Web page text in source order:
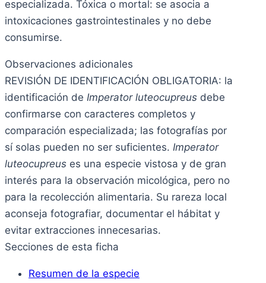
especializada. Tóxica o mortal: se asocia a
intoxicaciones gastrointestinales y no debe
consumirse.
Observaciones adicionales
REVISIÓN DE IDENTIFICACIÓN OBLIGATORIA: la
identificación de Imperator luteocupreus debe
confirmarse con caracteres completos y
comparación especializada; las fotografías por
sí solas pueden no ser suficientes. Imperator
luteocupreus es una especie vistosa y de gran
interés para la observación micológica, pero no
para la recolección alimentaria. Su rareza local
aconseja fotografiar, documentar el hábitat y
evitar extracciones innecesarias.
Secciones de esta ficha
Resumen de la especie